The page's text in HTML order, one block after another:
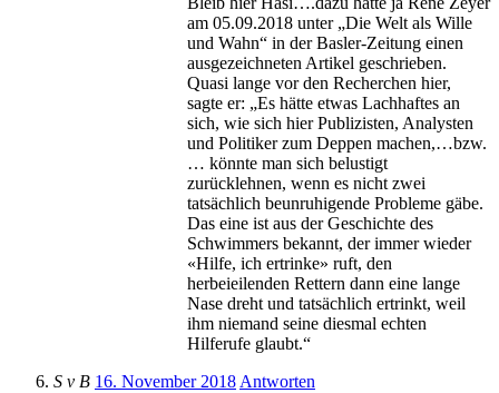
am 05.09.2018 unter „Die Welt als Wille
und Wahn“ in der Basler-Zeitung einen
ausgezeichneten Artikel geschrieben.
Quasi lange vor den Recherchen hier,
sagte er: „Es hätte etwas Lachhaftes an
sich, wie sich hier Publizisten, Analysten
und Politiker zum Deppen machen,…bzw.
… könnte man sich belustigt
zurücklehnen, wenn es nicht zwei
tatsächlich beunruhigende Probleme gäbe.
Das eine ist aus der Geschichte des
Schwimmers bekannt, der immer wieder
«Hilfe, ich ertrinke» ruft, den
herbeieilenden Rettern dann eine lange
Nase dreht und tatsächlich ertrinkt, weil
ihm niemand seine diesmal echten
Hilferufe glaubt.“
S v B 16. November 2018 Antworten